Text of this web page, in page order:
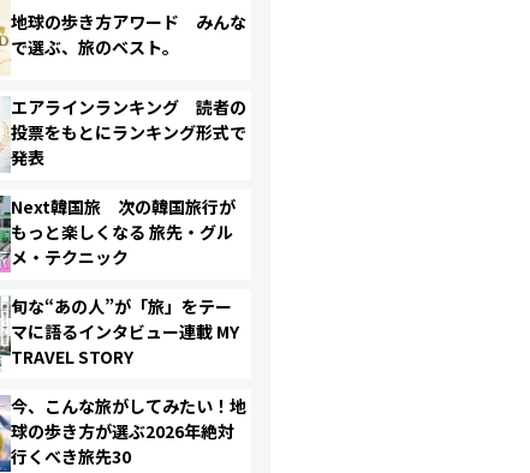
地球の歩き方アワード みんな
で選ぶ、旅のベスト。
エアラインランキング 読者の
投票をもとにランキング形式で
発表
Next韓国旅 次の韓国旅行が
もっと楽しくなる 旅先・グル
メ・テクニック
旬な“あの人”が「旅」をテー
マに語るインタビュー連載 MY
TRAVEL STORY
今、こんな旅がしてみたい！地
球の歩き方が選ぶ2026年絶対
行くべき旅先30